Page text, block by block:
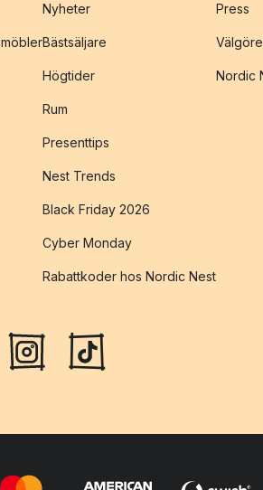
Nyheter
Bästsäljare
Högtider
Rum
Presenttips
Nest Trends
Black Friday 2026
Cyber Monday
Rabattkoder hos Nordic Nest
Press
Nordic